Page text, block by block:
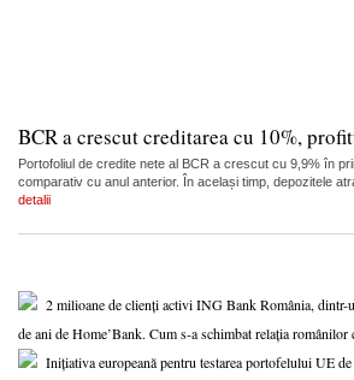
BCR a crescut creditarea cu 10%,
Portofoliul de credite nete al BCR a crescut cu 9,9% în
comparativ cu anul anterior. În același timp, depozitele
detalii
2 milioane de clienți activi ING Bank România, dintr-
de ani de Home’Bank. Cum s-a schimbat relația românilor
Inițiativa europeană pentru testarea portofelului UE